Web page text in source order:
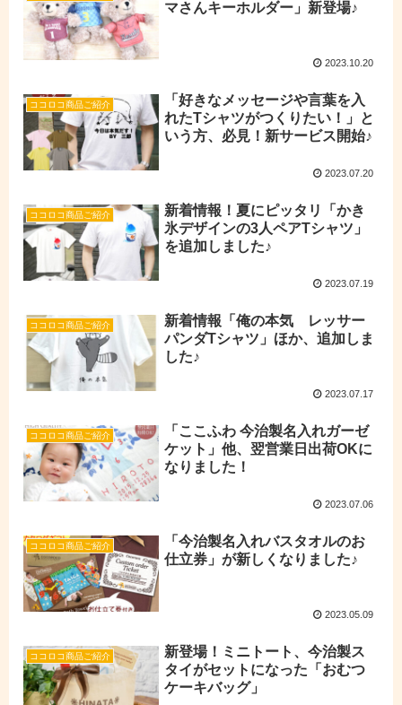
マさんキーホルダー」新登場♪
2023.10.20
ココロコ商品ご紹介
「好きなメッセージや言葉を入
れたTシャツがつくりたい！」と
いう方、必見！新サービス開始♪
2023.07.20
ココロコ商品ご紹介
新着情報！夏にピッタリ「かき
氷デザインの3人ペアTシャツ」
を追加しました♪
2023.07.19
ココロコ商品ご紹介
新着情報「俺の本気 レッサー
パンダTシャツ」ほか、追加しま
した♪
2023.07.17
ココロコ商品ご紹介
「ここふわ 今治製名入れガーゼ
ケット」他、翌営業日出荷OKに
なりました！
2023.07.06
ココロコ商品ご紹介
「今治製名入れバスタオルのお
仕立券」が新しくなりました♪
2023.05.09
ココロコ商品ご紹介
新登場！ミニトート、今治製ス
タイがセットになった「おむつ
ケーキバッグ」